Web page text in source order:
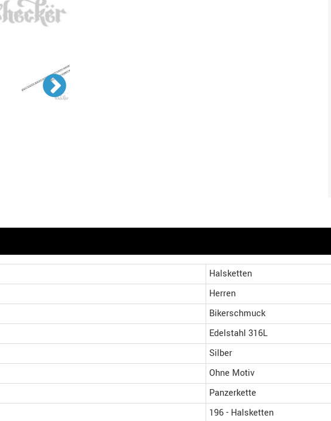
Halsketten
Herren
Bikerschmuck
Edelstahl 316L
Silber
Ohne Motiv
Panzerkette
196 - Halsketten